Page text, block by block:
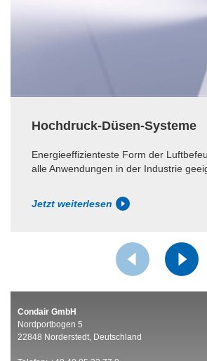
Hochdruck-Düsen-Systeme
Energieeffizienteste Form der
alle Anwendungen in der Industrie
Jetzt weiterlesen
Condair GmbH
Nordportbogen 5
22848 Norderstedt, Deutschland